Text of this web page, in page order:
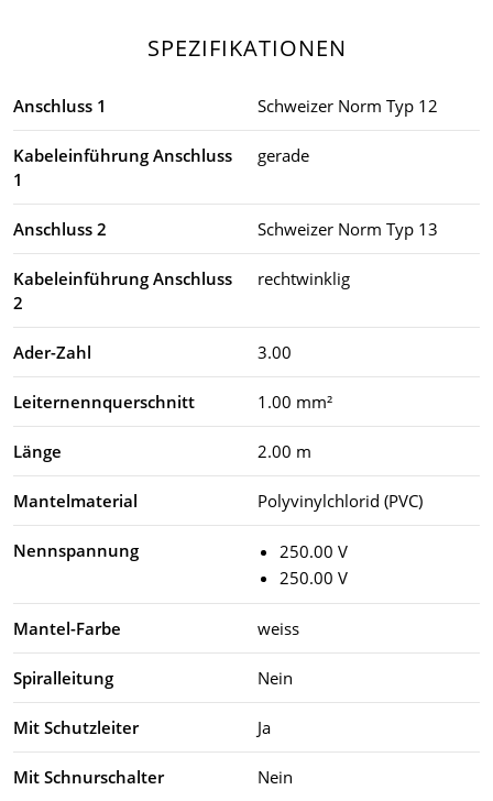
SPEZIFIKATIONEN
Anschluss 1 Schweizer Norm Typ 12
Kabeleinführung Anschluss
1
gerade
Anschluss 2 Schweizer Norm Typ 13
Kabeleinführung Anschluss
2
rechtwinklig
Ader-Zahl 3.00
Leiternennquerschnitt 1.00 mm²
Länge 2.00 m
Mantelmaterial Polyvinylchlorid (PVC)
Nennspannung
250.00 V
250.00 V
Mantel-Farbe weiss
Spiralleitung Nein
Mit Schutzleiter Ja
Mit Schnurschalter Nein